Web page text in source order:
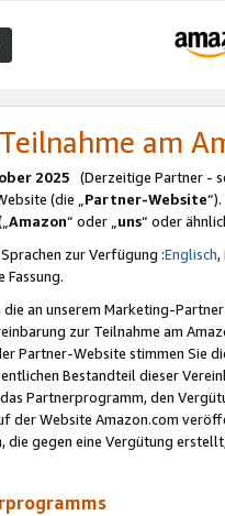
am
2025 (Derzeitige Partner -
(die „Partner-Website
Amazon“ oder „uns“ oder
zur Verfügung :Englisch,
Fassung.
an unserem Marketing-
zur Teilnahme am
Partner-Website stimmen Sie
Bestandteil dieser
Partnerprogramm, den
der Website Amazon.com
die gegen eine Vergütung